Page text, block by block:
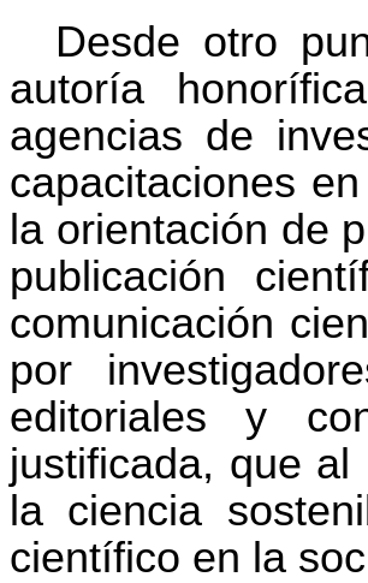
Desde otro
autoría
agencias de
capacitaciones
la orientación de
publicación
comunicación
por
editoriales y
justificada, que
la ciencia
científico en la